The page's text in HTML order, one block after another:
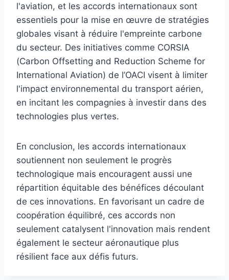
l'aviation, et les accords internationaux sont
essentiels pour la mise en œuvre de stratégies
globales visant à réduire l'empreinte carbone
du secteur. Des initiatives comme CORSIA
(Carbon Offsetting and Reduction Scheme for
International Aviation) de l’OACI visent à limiter
l'impact environnemental du transport aérien,
en incitant les compagnies à investir dans des
technologies plus vertes.
En conclusion, les accords internationaux
soutiennent non seulement le progrès
technologique mais encouragent aussi une
répartition équitable des bénéfices découlant
de ces innovations. En favorisant un cadre de
coopération équilibré, ces accords non
seulement catalysent l'innovation mais rendent
également le secteur aéronautique plus
résilient face aux défis futurs.